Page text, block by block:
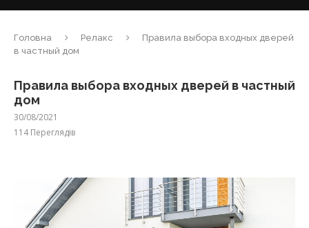
Головна Релакс
Правила выбора входных дверей
в частный дом
Правила выбора входных дверей в частный
дом
30/08/2021
114Переглядів